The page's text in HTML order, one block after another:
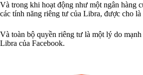
Và trong khi hoạt động như một ngân hàng
các tính năng riêng tư của Libra, được cho
Và toàn bộ quyền riêng tư là một lý do
Libra của Facebook.